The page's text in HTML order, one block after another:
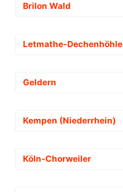
Brilon Wald
Letmathe-Dechenhöhle
Geldern
Kempen (Niederrhein)
Köln-Chorweiler